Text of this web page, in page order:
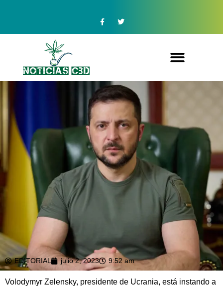
EDITORIAL julio 2, 2023 9:52 am
Volodymyr Zelensky, presidente de Ucrania, está instando a